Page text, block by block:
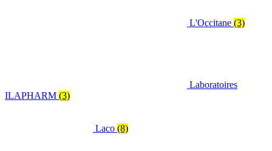
L'Occitane (3)
Laboratoires
ILAPHARM (3)
Laco (8)